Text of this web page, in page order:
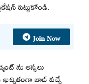
పెట్టుకోండి.
Join Now
ను అస్సలు
ఖచ్చితంగా జాబ్ వచ్చే